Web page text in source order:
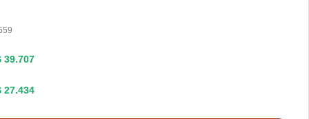
39.707
27.434